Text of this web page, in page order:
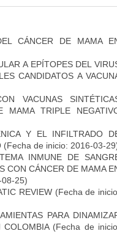
CÁNCER DE MAMA
A EPÍTOPES DEL
CANDIDATOS A
VACUNAS
MAMA TRIPLE
Y EL INFILTRADO
(Fecha de inicio: 2016-03-
INMUNE DE
CON CÁNCER DE MAMA
25)
REVIEW (Fecha de
PARA
COLOMBIA(Fecha de